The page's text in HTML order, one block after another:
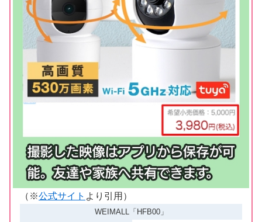
（※公式サイト より引用）
WEIMALL「HFB00」